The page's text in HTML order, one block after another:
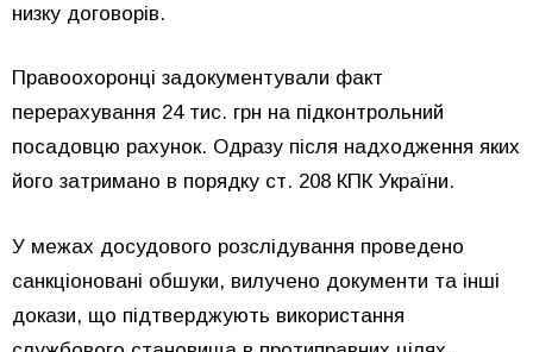
низку договорів.
Правоохоронці задокументували факт
перерахування 24 тис. грн на підконтрольний
посадовцю рахунок. Одразу після надходження яких
його затримано в порядку ст. 208 КПК України.
У межах досудового розслідування проведено
санкціоновані обшуки, вилучено документи та інші
докази, що підтверджують використання